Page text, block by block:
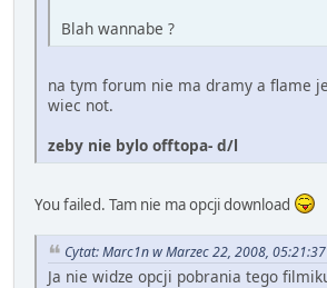
Blah wannabe ?
na tym forum nie ma dramy a flame
wiec not.
zeby nie bylo offtopa- d/l
You failed. Tam nie ma opcji download
Cytat: Marc1n w Marzec 22, 2008,
Ja nie widze opcji pobrania tego